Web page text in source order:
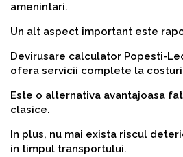
amenintari.
Un alt aspect important este
Devirusare calculator Popesti-
ofera servicii complete la
Este o alternativa avantajoasa
clasice.
In plus, nu mai exista riscul
in timpul transportului.